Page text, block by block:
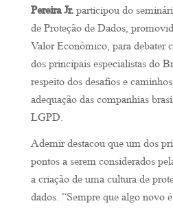
Pereira Jr.participou do
de Proteção de Dados,
Valor Econômico, para debater
dos principais especialistas do
respeito dos desafios e
adequação das companhias
LGPD.
Ademir destacou que um dos
pontos a serem considerados
a criação de uma cultura de
dados. “Sempre que algo novo